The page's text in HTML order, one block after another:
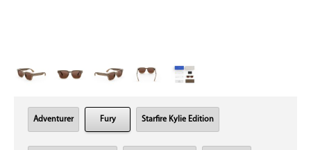
Adventurer Fury Starfire Kylie Edition